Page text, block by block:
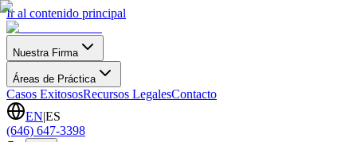
Ir al contenido principal
Nuestra Firma
Áreas de Práctica
Casos ExitososRecursos LegalesContacto
EN|ES
(646) 647-3398